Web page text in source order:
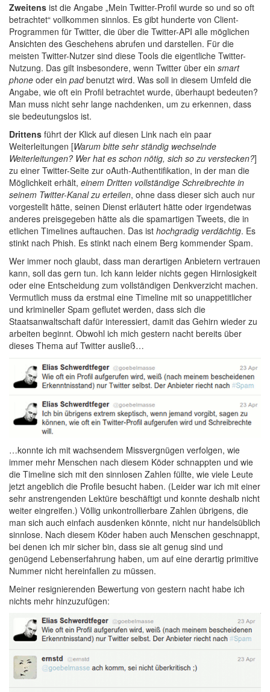
Zweitens ist die Angabe „Mein Twitter-Profil wurde so und so oft
betrachtet“ vollkommen sinnlos. Es gibt hunderte von Client-
Programmen für Twitter, die über die Twitter-API alle möglichen
Ansichten des Geschehens abrufen und darstellen. Für die
meisten Twitter-Nutzer sind diese Tools die eigentliche Twitter-
Nutzung. Das gilt insbesondere, wenn Twitter über ein smart
phone oder ein padbenutzt wird. Was soll in diesem Umfeld die
Angabe, wie oft ein Profil betrachtet wurde, überhaupt bedeuten?
Man muss nicht sehr lange nachdenken, um zu erkennen, dass
sie bedeutungslos ist.
Drittens führt der Klick auf diesen Link nach ein paar
Weiterleitungen [Warum bitte sehr ständig wechselnde
Weiterleitungen? Wer hat es schon nötig, sich so zu verstecken?]
zu einer Twitter-Seite zur oAuth-Authentifikation, in der man die
Möglichkeit erhält, einem Dritten vollständige Schreibrechte in
seinem Twitter-Kanal zu erteilen, ohne dass dieser sich auch nur
vorgestellt hätte, seinen Dienst erläutert hätte oder irgendetwas
anderes preisgegeben hätte als die spamartigen Tweets, die in
etlichen Timelines auftauchen. Das ist hochgradig verdächtig. Es
stinkt nach Phish. Es stinkt nach einem Berg kommender Spam.
Wer immer noch glaubt, dass man derartigen Anbietern vertrauen
kann, soll das gern tun. Ich kann leider nichts gegen Hirnlosigkeit
oder eine Entscheidung zum vollständigen Denkverzicht machen.
Vermutlich muss da erstmal eine Timeline mit so unappetitlicher
und krimineller Spam geflutet werden, dass sich die
Staatsanwaltschaft dafür interessiert, damit das Gehirn wieder zu
arbeiten beginnt. Obwohl ich mich gestern nacht bereits über
dieses Thema auf Twitter ausließ…
…konnte ich mit wachsendem Missvergnügen verfolgen, wie
immer mehr Menschen nach diesem Köder schnappten und wie
die Timeline sich mit den sinnlosen Zahlen füllte, wie viele Leute
jetzt angeblich die Profile besucht haben. (Leider war ich mit einer
sehr anstrengenden Lektüre beschäftigt und konnte deshalb nicht
weiter eingreifen.) Völlig unkontrollierbare Zahlen übrigens, die
man sich auch einfach ausdenken könnte, nicht nur handelsüblich
sinnlose. Nach diesem Köder haben auch Menschen geschnappt,
bei denen ich mir sicher bin, dass sie alt genug sind und
genügend Lebenserfahrung haben, um auf eine derartig primitive
Nummer nicht hereinfallen zu müssen.
Meiner resignierenden Bewertung von gestern nacht habe ich
nichts mehr hinzuzufügen: